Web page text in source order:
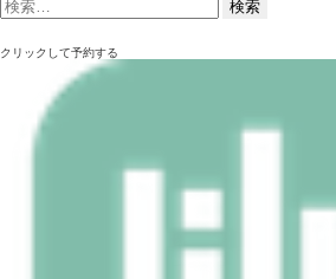
索:
クリックして予約する